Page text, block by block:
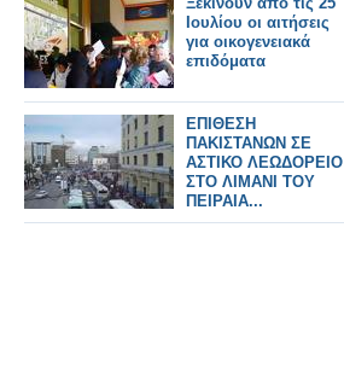
Ιουλίου οι αιτήσεις
για οικογενειακά
επιδόματα
ΕΠΙΘΕΣΗ
ΠΑΚΙΣΤΑΝΩΝ ΣΕ
ΑΣΤΙΚΟ ΛΕΩΔΟΡΕΙΟ
ΣΤΟ ΛΙΜΑΝΙ ΤΟΥ
ΠΕΙΡΑΙΑ...